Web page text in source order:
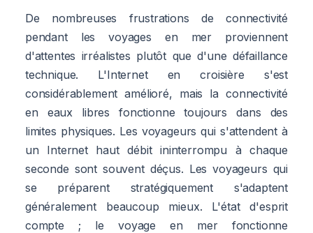
De nombreuses frustrations de connectivité
pendant les voyages en mer proviennent
d'attentes irréalistes plutôt que d'une défaillance
technique. L'Internet en croisière s'est
considérablement amélioré, mais la connectivité
en eaux libres fonctionne toujours dans des
limites physiques. Les voyageurs qui s'attendent à
un Internet haut débit ininterrompu à chaque
seconde sont souvent déçus. Les voyageurs qui
se préparent stratégiquement s'adaptent
généralement beaucoup mieux. L'état d'esprit
compte ; le voyage en mer fonctionne